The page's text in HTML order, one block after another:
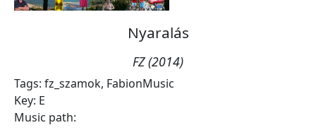
Nyaralás
FZ (2014)
Tags: fz_szamok, FabionMusic
Key: E
Music path: